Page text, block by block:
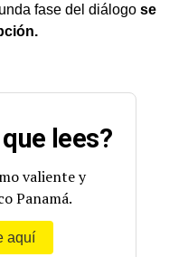
fase del diálogo se
lees?
valiente y
Panamá.
aquí